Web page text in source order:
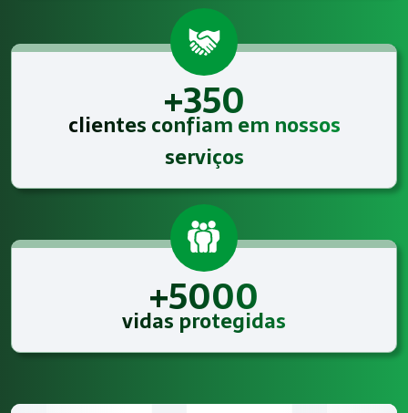
+350
clientes confiam em nossos
serviços
+5000
vidas protegidas